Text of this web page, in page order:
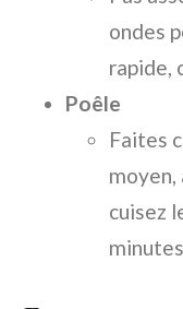
ondes
rapide,
Poêle
Faites
moyen,
cuisez